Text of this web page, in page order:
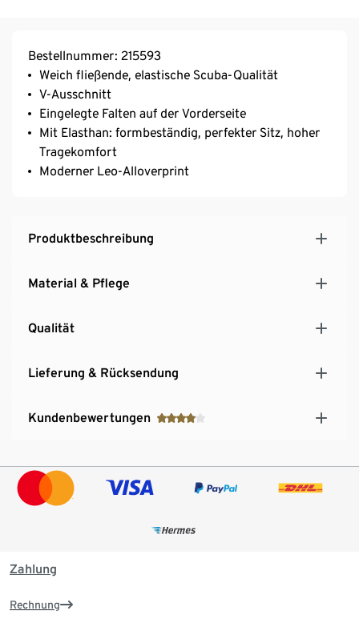
Bestellnummer: 215593
Weich fließende, elastische Scuba-Qualität
V-Ausschnitt
Eingelegte Falten auf der Vorderseite
Mit Elasthan: formbeständig, perfekter Sitz, hoher
Tragekomfort
Moderner Leo-Alloverprint
Produktbeschreibung
Material & Pflege
Qualität
Lieferung & Rücksendung
Kundenbewertungen
Zahlung
Rechnung